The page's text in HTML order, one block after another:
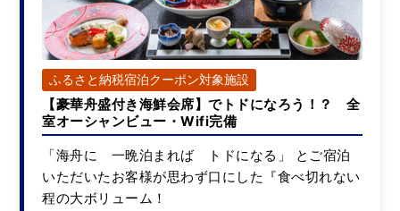
ふるさと納税宿泊クーポン対象施設
【豪華舟盛付き海鮮会席】でトドになろう！？ 全
室オーシャンビュー・Wifi完備
「海舟に 一晩泊まれば トドになる」 とご宿泊
いただいたお客様が思わず口にした『食べ切れない
程の大ボリューム！